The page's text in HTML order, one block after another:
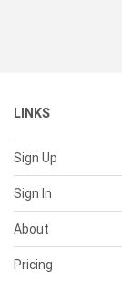
LINKS
Sign Up
Sign In
About
Pricing